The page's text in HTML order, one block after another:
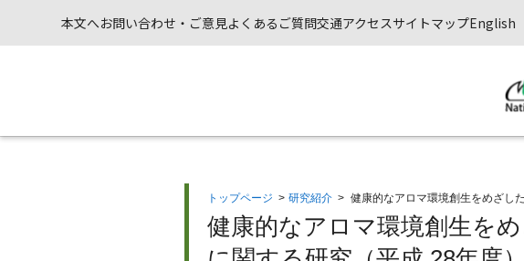
本文へお問い合わせ・ご意見よくあるご質問交通アクセスサイトマップEnglish
トップページ > 研究紹介 > 健康的なアロマ環境創生をめざし
健康的なアロマ環境創生を